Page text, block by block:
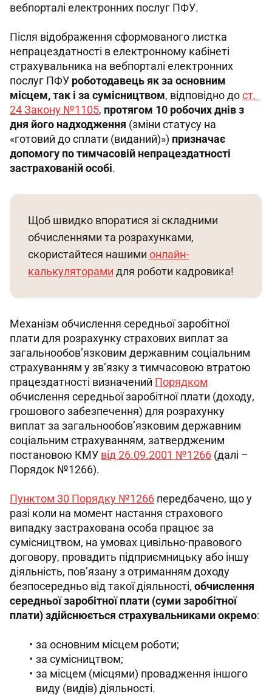
вебпорталі електронних послуг ПФУ.
Після відображення сформованого листка
непрацездатності в електронному кабінеті
страхувальника на вебпорталі електронних
послуг ПФУ роботодавець як за основним
місцем, так і за сумісництвом, відповідно до ст.
24 Закону №1105, протягом 10 робочих днів з
дня його надходження (зміни статусу на
«готовий до сплати (виданий)») призначає
допомогу по тимчасовій непрацездатності
застрахованій особі.
Щоб швидко впоратися зі складними
обчисленнями та розрахунками,
скористайтеся нашими онлайн-
калькуляторами для роботи кадровика!
Механізм обчислення середньої заробітної
плати для розрахунку страхових виплат за
загальнообов’язковим державним соціальним
страхуванням у зв’язку з тимчасовою втратою
працездатності визначений Порядком
обчислення середньої заробітної плати (доходу,
грошового забезпечення) для розрахунку
виплат за загальнообов’язковим державним
соціальним страхуванням, затвердженим
постановою КМУ від 26.09.2001 №1266 (далі –
Порядок №1266).
Пунктом 30 Порядку №1266 передбачено, що у
разі коли на момент настання страхового
випадку застрахована особа працює за
сумісництвом, на умовах цивільно-правового
договору, провадить підприємницьку або іншу
діяльність, пов’язану з отриманням доходу
безпосередньо від такої діяльності, обчислення
середньої заробітної плати (суми заробітної
плати) здійснюється страхувальниками окремо:
за основним місцем роботи;
за сумісництвом;
за місцем (місцями) провадження іншого
виду (видів) діяльності.